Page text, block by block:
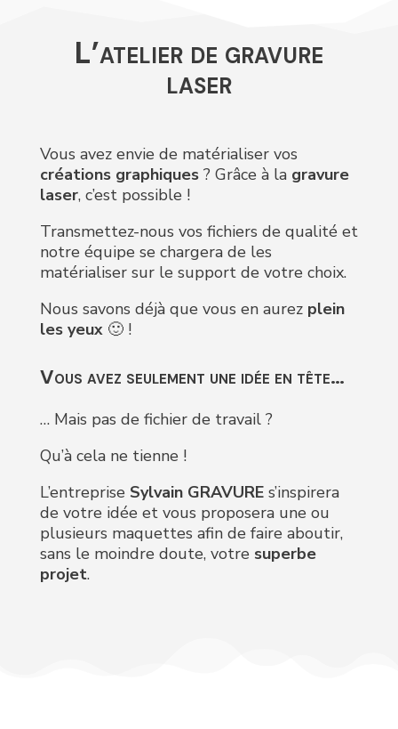
L’atelier de gravure
laser
Vous avez envie de matérialiser vos
créations graphiques? Grâce à la gravure
laser, c’est possible !
Transmettez-nous vos fichiers de qualité et
notre équipe se chargera de les
matérialiser sur le support de votre choix.
Nous savons déjà que vous en aurez plein
les yeux🙂 !
Vous avez seulement une idée en tête…
… Mais pas de fichier de travail ?
Qu’à cela ne tienne !
L’entreprise Sylvain GRAVUREs’inspirera
de votre idée et vous proposera une ou
plusieurs maquettes afin de faire aboutir,
sans le moindre doute, votre superbe
projet.